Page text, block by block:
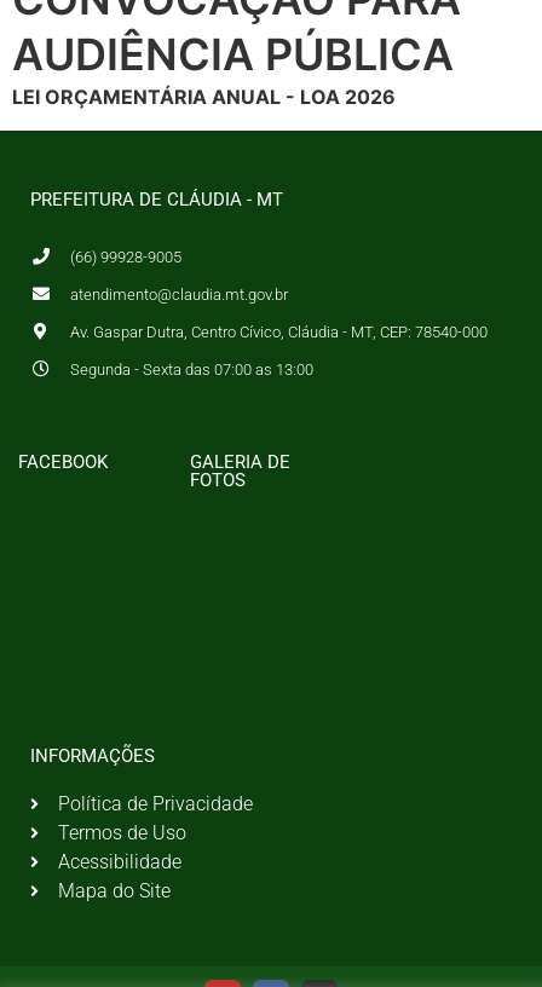
AUDIÊNCIA PÚBLICA
LEI ORÇAMENTÁRIA ANUAL - LOA 2026
PREFEITURA DE CLÁUDIA - MT
(66) 99928-9005
atendimento@claudia.mt.gov.br
Av. Gaspar Dutra, Centro Cívico, Cláudia - MT, CEP: 78540-000
Segunda - Sexta das 07:00 as 13:00
FACEBOOK
GALERIA DE
FOTOS
INFORMAÇÕES
Política de Privacidade
Termos de Uso
Acessibilidade
Mapa do Site